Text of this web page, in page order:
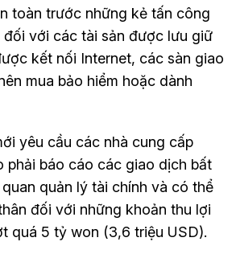
toàn trước những kẻ tấn công
đối với các tài sản được lưu giữ
kết nối Internet, các sàn giao
mua bảo hiểm hoặc dành
yêu cầu các nhà cung cấp
phải báo cáo các giao dịch bất
quản lý tài chính và có thể
đối với những khoản thu lợi
quá 5 tỷ won (3,6 triệu USD).